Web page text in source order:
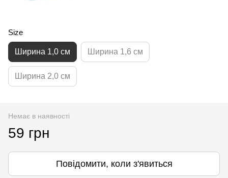
Size
Ширина 1,0 см Ширина 1,6 см
Ширина 2,0 см
Немає в наявності
59 грн
Повідомити, коли з'явиться